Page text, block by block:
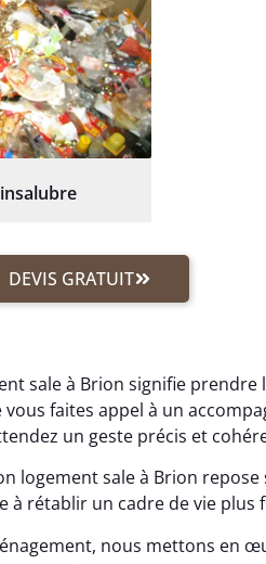
DEVIS GRATUIT
sale à Brion signifie
faites appel à un
un geste précis et
logement sale à Brion
à rétablir un cadre de vie plus
nous mettons en